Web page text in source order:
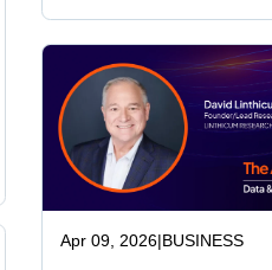
Apr 09, 2026|BUSINESS